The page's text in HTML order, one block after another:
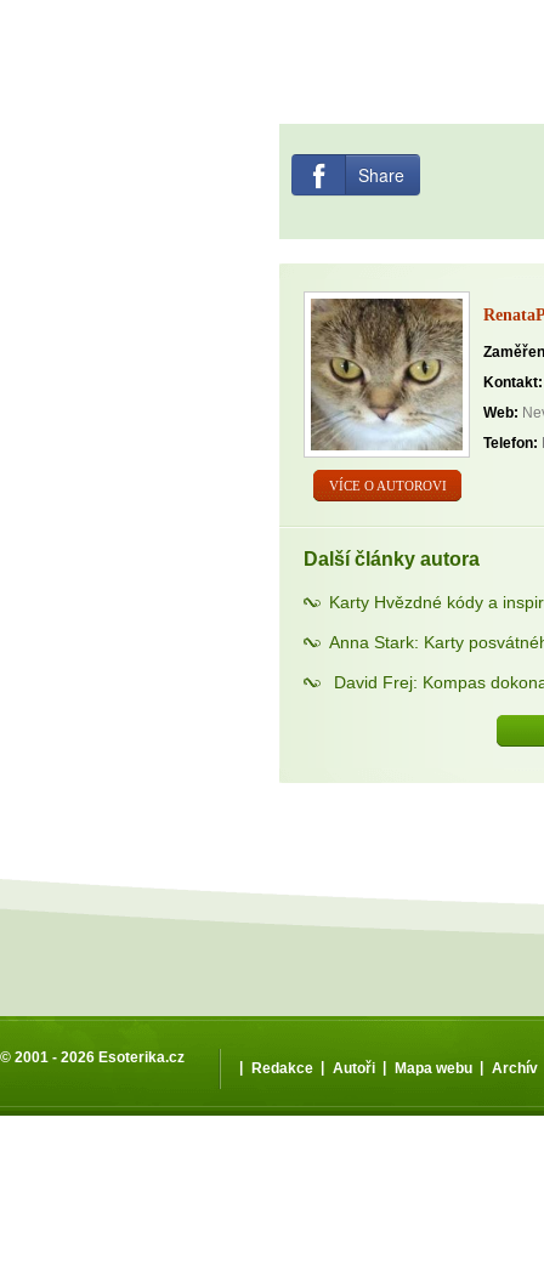
Share
VÍCE O AUTOROVI
Kontakt:
Web:
Telefon:
Další články autora
Karty Hvězdné kódy a
Anna Stark: Karty
David Frej: Kompas
© 2001 - 2026 Esoterika.cz
| Redakce | Autoři | Mapa webu | Archív